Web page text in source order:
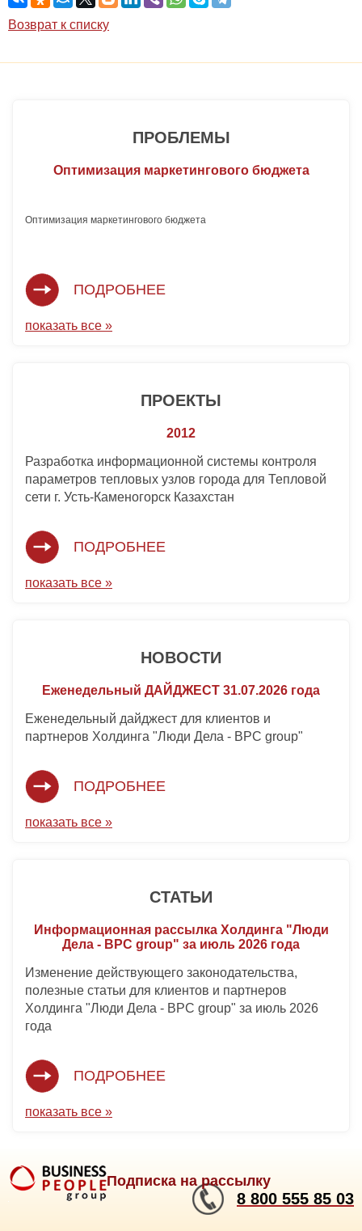
Возврат к списку
ПРОБЛЕМЫ
Оптимизация маркетингового бюджета
Оптимизация маркетингового бюджета
ПОДРОБНЕЕ
показать все »
ПРОЕКТЫ
2012
Разработка информационной системы контроля
параметров тепловых узлов города для Тепловой
сети г. Усть-Каменогорск Казахстан
ПОДРОБНЕЕ
показать все »
НОВОСТИ
Еженедельный ДАЙДЖЕСТ 31.07.2026 года
Еженедельный дайджест для клиентов и
партнеров Холдинга "Люди Дела - BPC group"
ПОДРОБНЕЕ
показать все »
СТАТЬИ
Информационная рассылка Холдинга "Люди
Дела - BPC group" за июль 2026 года
Изменение действующего законодательства,
полезные статьи для клиентов и партнеров
Холдинга "Люди Дела - BPC group" за июль 2026
года
ПОДРОБНЕЕ
показать все »
Подписка на рассылку
8 800 555 85 03